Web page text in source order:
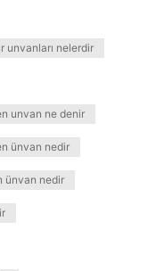
unvanları nelerdir
unvan ne denir
ünvan nedir
ünvan nedir